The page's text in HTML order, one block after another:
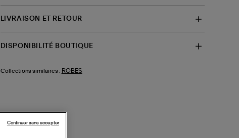
LIVRAISON ET RETOUR
DISPONIBILITÉ BOUTIQUE
Collections similaires : ROBES
Continuer sans accepter